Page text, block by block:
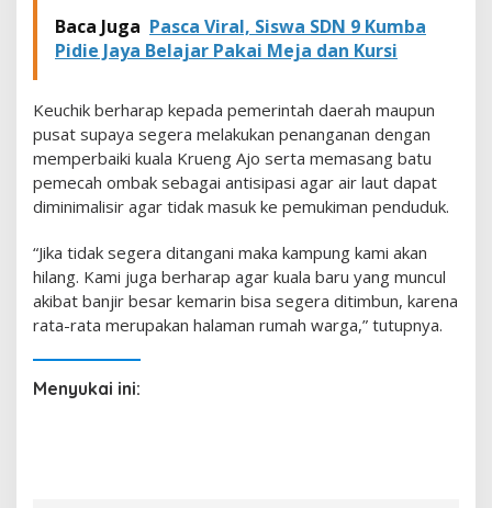
r
a
n
a
m
H
i
l
a
Baca Juga Pasca Viral, Siswa SDN 9 Kumba
Pidie Jaya Belajar Pakai Meja dan Kursi
Keuchik berharap kepada pemerintah daerah maupun
pusat supaya segera melakukan penanganan dengan
memperbaiki kuala Krueng Ajo serta memasang batu
pemecah ombak sebagai antisipasi agar air laut dapat
diminimalisir agar tidak masuk ke pemukiman penduduk.
“Jika tidak segera ditangani maka kampung kami akan
hilang. Kami juga berharap agar kuala baru yang muncul
akibat banjir besar kemarin bisa segera ditimbun, karena
rata-rata merupakan halaman rumah warga,” tutupnya.
Menyukai ini: